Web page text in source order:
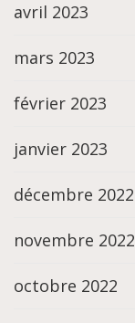
avril 2023
mars 2023
février 2023
janvier 2023
décembre 2022
novembre 2022
octobre 2022